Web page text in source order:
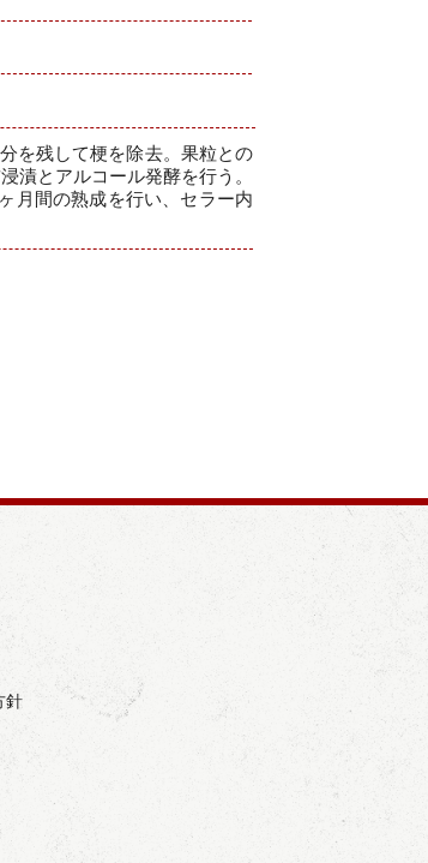
を残して梗を除去。果粒との
漬とアルコール発酵を行う。
月間の熟成を行い、セラー内
針